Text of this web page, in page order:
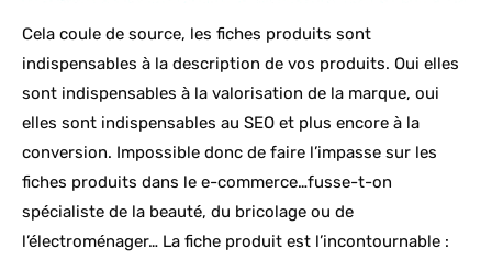
Cela coule de source, les fiches produits sont
indispensables à la description de vos produits. Oui elles
sont indispensables à la valorisation de la marque, oui
elles sont indispensables au SEO et plus encore à la
conversion. Impossible donc de faire l’impasse sur les
fiches produits dans le e-commerce…fusse-t-on
spécialiste de la beauté, du bricolage ou de
l’électroménager… La fiche produit est l’incontournable :